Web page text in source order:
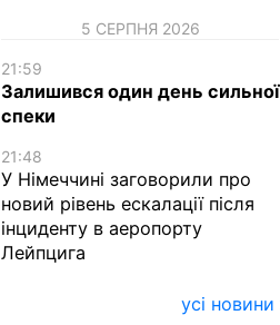
5 СЕРПНЯ 2026
21:59
Залишився один день сильної
спеки
21:48
У Німеччині заговорили про
новий рівень ескалації після
інциденту в аеропорту
Лейпцига
усі новини